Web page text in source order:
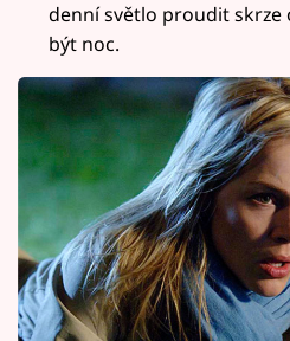
denní světlo proudit skrze
být noc.